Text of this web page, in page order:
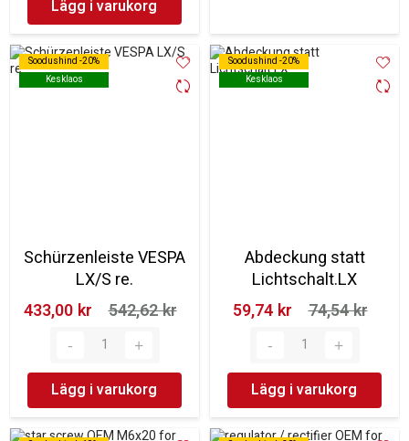
Lägg i varukorg
Soodushind -20%
Kesklaos
Soodushind -20%
Kesklaos
Schürzenleiste VESPA
LX/S re.
433,00 kr‎
542,62 kr‎
Lägg i varukorg
Soodushind -20%
Kesklaos
Soodushind -20%
Kesklaos
Abdeckung statt
Lichtschalt.LX
59,74 kr‎
74,54 kr‎
Lägg i varukorg